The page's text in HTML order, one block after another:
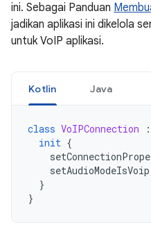
ini. Sebagai Panduan
jadikan aplikasi ini dikelola
untuk VoIP aplikasi.
Kotlin Java
class VoIPConnection :
init {
setAudioModeIsVoip
}
}